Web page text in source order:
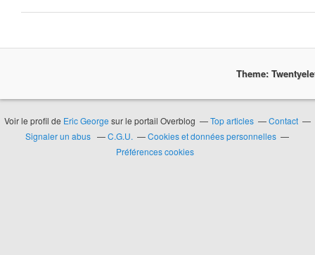
Theme:
Voir le profil de Eric George sur le portail Overblog Top articles
Contact
Signaler un abus
C.G.U.
Cookies et données personnelles
Préférences cookies